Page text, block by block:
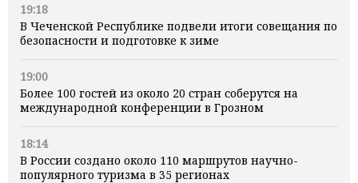
19:18
В Чеченской Республике подвели итоги совещания по
безопасности и подготовке к зиме
19:00
Более 100 гостей из около 20 стран соберутся на
международной конференции в Грозном
18:14
В России создано около 110 маршрутов научно-
популярного туризма в 35 регионах